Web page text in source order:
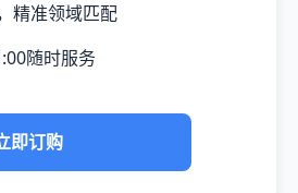
精准领域匹配
随时服务
即订购